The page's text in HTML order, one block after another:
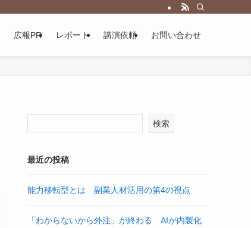
広報PR レポート 講演依頼 お問い合わせ
検索
最近の投稿
能力移転型とは 副業人材活用の第4の視点
「わからないから外注」が終わる AIが内製化